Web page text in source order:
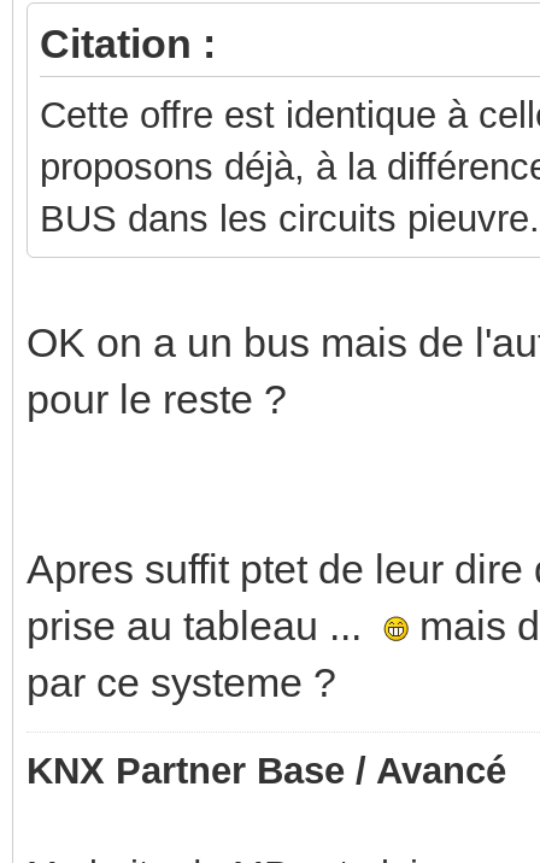
Citation :
Cette offre est identique à
proposons déjà, à la
BUS dans les circuits pieuvre.
OK on a un bus mais de
pour le reste ?
Apres suffit ptet de leur
prise au tableau ...
mais
par ce systeme ?
KNX Partner Base / Avancé